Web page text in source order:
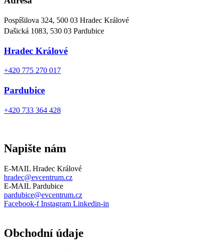
Pospíšilova 324, 500 03 Hradec Králové
Dašická 1083, 530 03 Pardubice
Hradec Králové
+420 775 270 017
Pardubice
+420 733 364 428
Napište nám
E-MAIL Hradec Králové
hradec@evcentrum.cz
E-MAIL Pardubice
pardubice@evcentrum.cz
Facebook-f Instagram Linkedin-in
Obchodní údaje